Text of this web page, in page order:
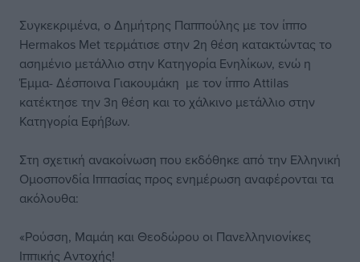
Συγκεκριμένα, ο Δημήτρης Παππούλης με τον ίππο
Hermakos Met τερμάτισε στην 2η θέση κατακτώντας το
ασημένιο μετάλλιο στην Κατηγορία Ενηλίκων, ενώ η
Έμμα- Δέσποινα Γιακουμάκη με τον ίππο Attilas
κατέκτησε την 3η θέση και το χάλκινο μετάλλιο στην
Κατηγορία Εφήβων.
Στη σχετική ανακοίνωση που εκδόθηκε από την Ελληνική
Ομοσπονδία Ιππασίας προς ενημέρωση αναφέρονται τα
ακόλουθα:
«Ρούσση, Μαμάη και Θεοδώρου οι Πανελληνιονίκες
Ιππικής Αντοχής!